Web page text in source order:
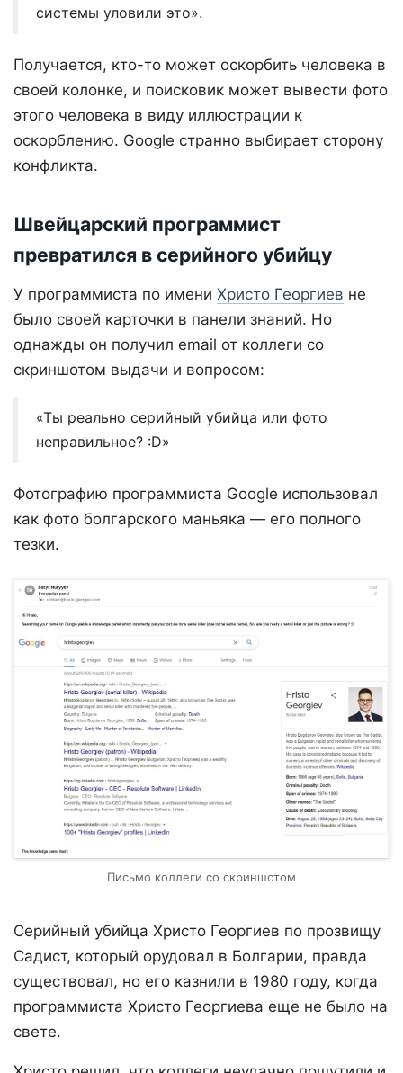
системы уловили это».
Получается, кто-то может оскорбить человека в
своей колонке, и поисковик может вывести фото
этого человека в виду иллюстрации к
оскорблению. Google странно выбирает сторону
конфликта.
Швейцарский программист
превратился в серийного убийцу
У программиста по имени Христо Георгиев не
было своей карточки в панели знаний. Но
однажды он получил email от коллеги со
скриншотом выдачи и вопросом:
«Ты реально серийный убийца или фото
неправильное? :D»
Фотографию программиста Google использовал
как фото болгарского маньяка — его полного
тезки.
Письмо коллеги со скриншотом
Серийный убийца Христо Георгиев по прозвищу
Садист, который орудовал в Болгарии, правда
существовал, но его казнили в 1980 году, когда
программиста Христо Георгиева еще не было на
свете.